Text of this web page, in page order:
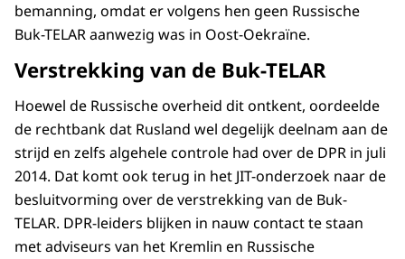
bemanning, omdat er volgens hen geen Russische
Buk-TELAR aanwezig was in Oost-Oekraïne.
Verstrekking van de Buk-TELAR
Hoewel de Russische overheid dit ontkent, oordeelde
de rechtbank dat Rusland wel degelijk deelnam aan de
strijd en zelfs algehele controle had over de DPR in juli
2014. Dat komt ook terug in het JIT-onderzoek naar de
besluitvorming over de verstrekking van de Buk-
TELAR. DPR-leiders blijken in nauw contact te staan
met adviseurs van het Kremlin en Russische